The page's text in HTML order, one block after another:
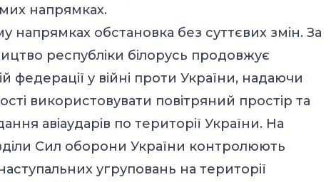
напрямках.
напрямках обстановка без суттєвих змін. За
республіки білорусь продовжує
федерації у війні проти України, надаючи
використовувати повітряний простір та
авіаударів по території України. На
Сил оборони України контролюють
угруповань на території